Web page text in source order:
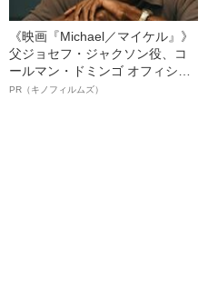
《映画『Michael／マイケル』》
父ジョセフ・ジャクソン役、コ
ールマン・ドミンゴ オフィシャ
ルインタビュー“観客を魅了した
PR（キノフィルムズ）